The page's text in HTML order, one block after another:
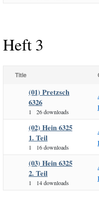
Heft 3
Title
(01) Pretzsch
6326
1 26 downloads
(02) Hein 6325
1. Teil
1 16 downloads
(03) Hein 6325
2. Teil
1 14 downloads